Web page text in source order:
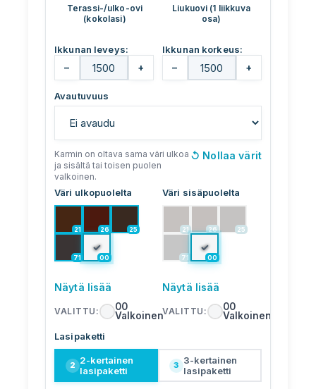
Terassi-/ulko-ovi
(kokolasi)
Liukuovi (1 liikkuva
osa)
Ikkunan leveys:
− +
Ikkunan korkeus:
− +
Avautuvuus
Karmin on oltava sama väri ulkoa
ja sisältä tai toisen puolen
valkoinen.
↺ Nollaa värit
Väri ulkopuolelta
21 26 25
71
✓
00
Näytä lisää
VALITTU :
00
Valkoinen
Väri sisäpuolelta
21 26 25
71
✓
00
Näytä lisää
VALITTU :
00
Valkoinen
Lasipaketti
2 2-kertainen
lasipaketti
3 3-kertainen
lasipaketti